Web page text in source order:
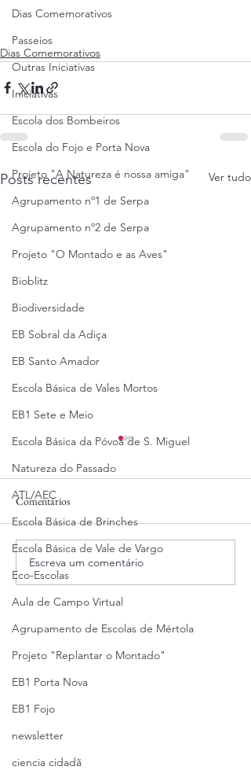
Dias Comemorativos
Passeios
Outras Iniciativas
Iniciativas
Escola dos Bombeiros
Escola do Fojo e Porta Nova
Projeto "A Natureza é nossa amiga"
Agrupamento nº1 de Serpa
Agrupamento nº2 de Serpa
Projeto "O Montado e as Aves"
Bioblitz
Biodiversidade
EB Sobral da Adiça
EB Santo Amador
Escola Básica de Vales Mortos
EB1 Sete e Meio
Escola Básica da Póvoa de S. Miguel
Natureza do Passado
ATL/AEC
Escola Básica de Brinches
Escola Básica de Vale de Vargo
Eco-Escolas
Aula de Campo Virtual
Agrupamento de Escolas de Mértola
Projeto "Replantar o Montado"
EB1 Porta Nova
EB1 Fojo
newsletter
ciencia cidadã
Dias Comemorativos
Posts recentes Ver tudo
17/06/2025
Comentários
Escreva um comentário